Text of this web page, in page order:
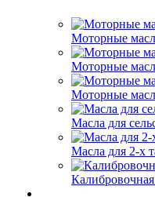
Моторные
Моторные
Моторные
Масла для
Масла для 2-х